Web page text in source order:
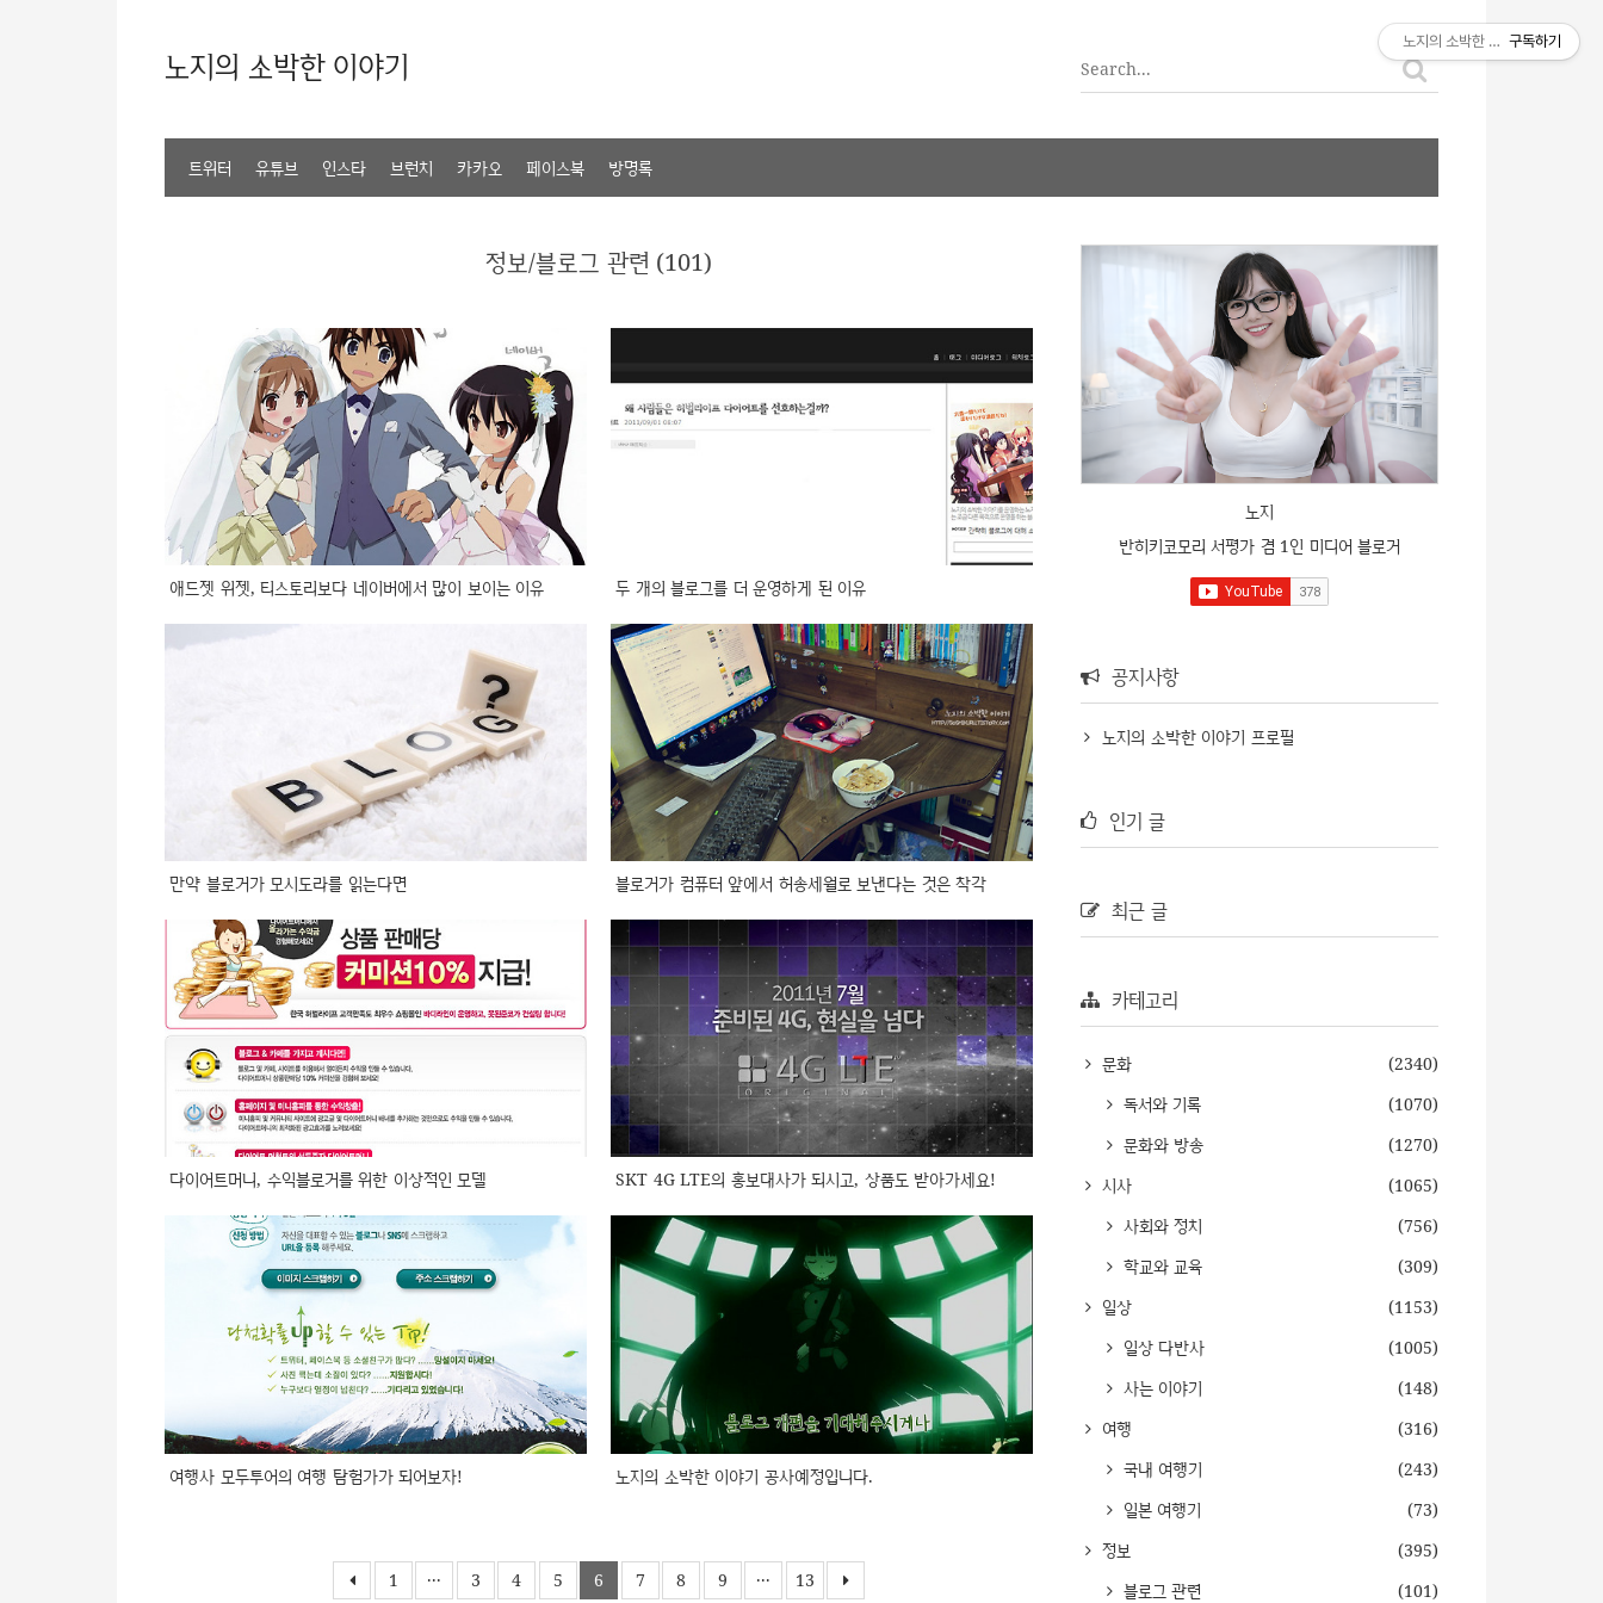
노지의 소박한 이야기
트위터 유튜브 인스타 브런치 카카오 페이스북 방명록
정보/블로그 관련 (101)
애드젯 위젯, 티스토리보다 네이버에서 많이 보이는 이유 두 개의 블로그를 더 운영하게 된 이유
만약 블로거가 모시도라를 읽는다면 블로거가 컴퓨터 앞에서 허송세월로 보낸다는 것은 착각
다이어트머니, 수익블로거를 위한 이상적인 모델 SKT 4G LTE의 홍보대사가 되시고, 상품도 받아가세요!
여행사 모두투어의 여행 탐험가가 되어보자! 노지의 소박한 이야기 공사예정입니다.
1 ··· 3 4 5 6 7 8 9 ··· 13
노지
반히키코모리 서평가 겸 1인 미디어 블로거
공지사항
노지의 소박한 이야기 프로필
인기 글
최근 글
카테고리
문화
(2340)
독서와 기록
(1070)
문화와 방송
(1270)
시사
(1065)
사회와 정치
(756)
학교와 교육
(309)
일상
(1153)
일상 다반사
(1005)
사는 이야기
(148)
여행
(316)
국내 여행기
(243)
일본 여행기
(73)
정보
(395)
블로그 관련
(101)
노지의 소박한 이야기구독하기